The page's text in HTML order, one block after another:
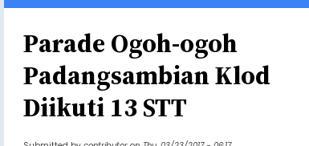
Parade Ogoh-ogoh
Padangsambian Klod
Diikuti 13 STT